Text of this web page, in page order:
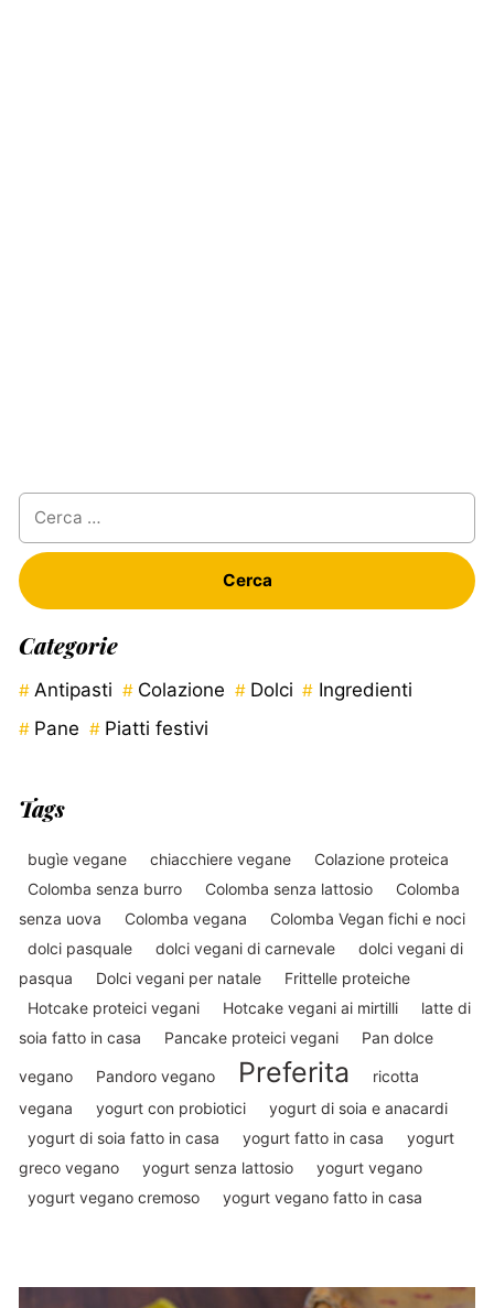
Ricerca
per:
Categorie
Antipasti Colazione Dolci
Ingredienti
Pane
Piatti festivi
Tags
bugìe vegane chiacchiere vegane
Colazione proteica
Colomba senza burro
Colomba senza lattosio
Colomba
senza uova
Colomba vegana
Colomba Vegan fichi e noci
dolci pasquale
dolci vegani di carnevale
dolci vegani di
pasqua
Dolci vegani per natale
Frittelle proteiche
Hotcake proteici vegani
Hotcake vegani ai mirtilli
latte di
soia fatto in casa
Pancake proteici vegani Pan dolce
vegano Pandoro vegano Preferita
ricotta
vegana
yogurt con probiotici
yogurt di soia e anacardi
yogurt di soia fatto in casa
yogurt fatto in casa
yogurt
greco vegano
yogurt senza lattosio
yogurt vegano
yogurt vegano cremoso
yogurt vegano fatto in casa